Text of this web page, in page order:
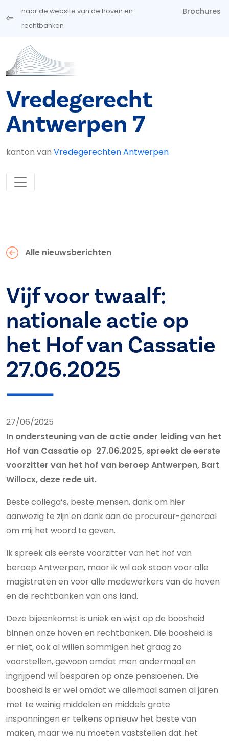
Overslaan en naar de inhoud gaan
naar de website van de hoven en
rechtbanken
Brochures
Vredegerecht
Antwerpen 7
kanton van Vredegerechten Antwerpen
Alle nieuwsberichten
Vijf voor twaalf:
nationale actie op
het Hof van Cassatie
27.06.2025
27/06/2025
In ondersteuning van de actie onder leiding van het
Hof van Cassatie op 27.06.2025, spreekt de eerste
voorzitter van het hof van beroep Antwerpen, Bart
Willocx, deze rede uit.
Beste collega’s, beste mensen, dank om hier
aanwezig te zijn en dank aan de procureur-generaal
om mij het woord te geven.
Ik spreek als eerste voorzitter van het hof van
beroep Antwerpen, maar ik wil ook staan voor alle
magistraten en voor alle medewerkers van de hoven
en de rechtbanken van ons land.
Deze bijeenkomst is uniek en wijst op de boosheid
binnen onze hoven en rechtbanken. Die boosheid is
er niet, ook al willen sommigen het graag zo
voorstellen, gewoon omdat men andermaal en
ingrijpend wil besparen op onze pensioenen. Die
boosheid is er wel omdat we allemaal samen al jaren
met te weinig middelen en middels grote
inspanningen er telkens opnieuw het beste van
maken, maar we nu moeten vaststellen dat het